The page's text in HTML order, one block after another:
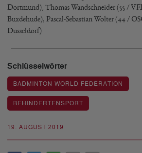
19. AUGUST 2019
Dortmund), Thomas Wandschneider (55 /
Buxdehude), Pascal-Sebastian Wolter (44 /
Düsseldorf)
Schlüsselwörter
BADMINTON WORLD FEDERATION
BEHINDERTENSPORT